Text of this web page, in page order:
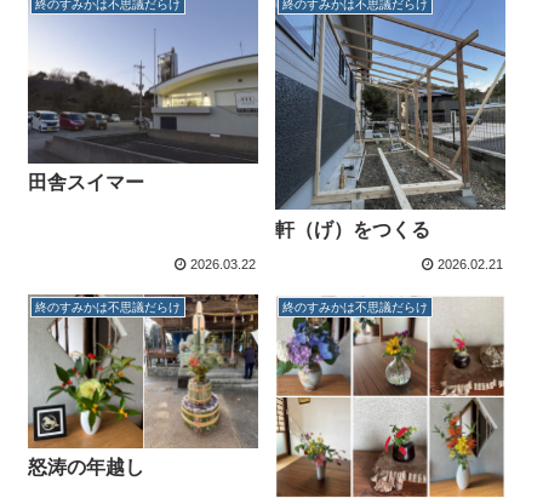
終のすみかは不思議だらけ
田舎スイマー
2026.03.22
終のすみかは不思議だらけ
軒（げ）をつくる
2026.02.21
終のすみかは不思議だらけ
怒涛の年越し
終のすみかは不思議だらけ